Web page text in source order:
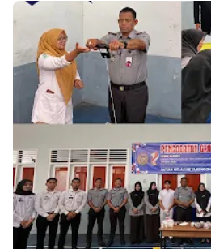
Premium
By
Raushan
Design
With
Shroff
Templates